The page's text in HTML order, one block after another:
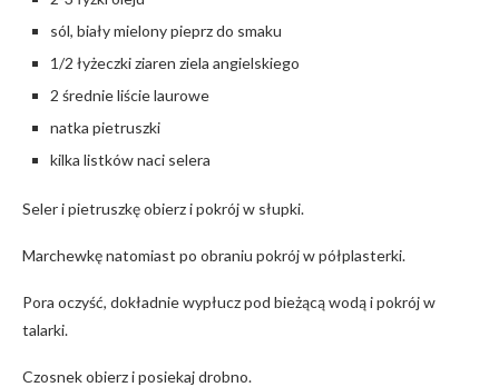
sól, biały mielony pieprz do smaku
1/2 łyżeczki ziaren ziela angielskiego
2 średnie liście laurowe
natka pietruszki
kilka listków naci selera
Seler i pietruszkę obierz i pokrój w słupki.
Marchewkę natomiast po obraniu pokrój w półplasterki.
Pora oczyść, dokładnie wypłucz pod bieżącą wodą i pokrój w
talarki.
Czosnek obierz i posiekaj drobno.